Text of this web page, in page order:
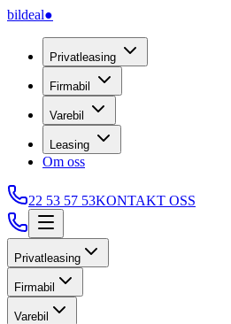
bildeal●
Privatleasing
Firmabil
Varebil
Leasing
Om oss
22 53 57 53KONTAKT OSS
Privatleasing
Firmabil
Varebil